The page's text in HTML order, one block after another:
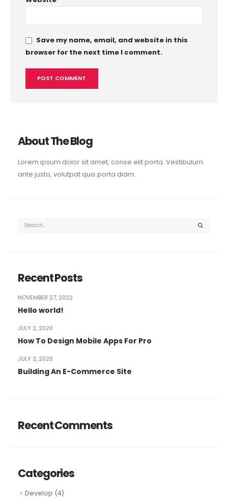
Save my name, email, and website in this
browser for the next time I comment.
About The Blog
Lorem ipsum dolor sit amet, conse elit porta. Vestibulum
ante justo, volutpat quis porta diam.
Recent Posts
Hello world!
NOVEMBER 27, 2022
How To Design Mobile Apps For Pro
JULY 2, 2020
Building An E-Commerce Site
JULY 2, 2020
Recent Comments
Categories
Develop (4)